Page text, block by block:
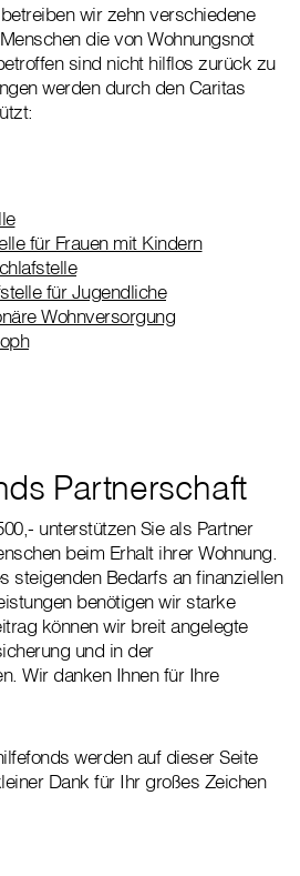
wir zehn verschiedene
die von Wohnungsnot
sind nicht hilflos zurück zu
werden durch den Caritas
für Frauen mit Kindern
für Jugendliche
Wohnversorgung
Partnerschaft
unterstützen Sie als Partner
beim Erhalt ihrer Wohnung.
steigenden Bedarfs an finanziellen
benötigen wir starke
können wir breit angelegte
und in der
Wir danken Ihnen für Ihre
werden auf dieser Seite
Dank für Ihr großes Zeichen